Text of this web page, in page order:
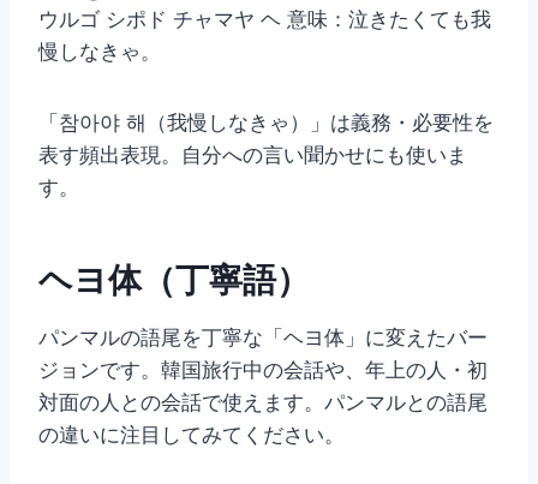
ウルゴ シポド チャマヤ ヘ 意味：泣きたくても我
慢しなきゃ。
「참아야 해（我慢しなきゃ）」は義務・必要性を
表す頻出表現。自分への言い聞かせにも使いま
す。
ヘヨ体（丁寧語）
パンマルの語尾を丁寧な「ヘヨ体」に変えたバー
ジョンです。韓国旅行中の会話や、年上の人・初
対面の人との会話で使えます。パンマルとの語尾
の違いに注目してみてください。